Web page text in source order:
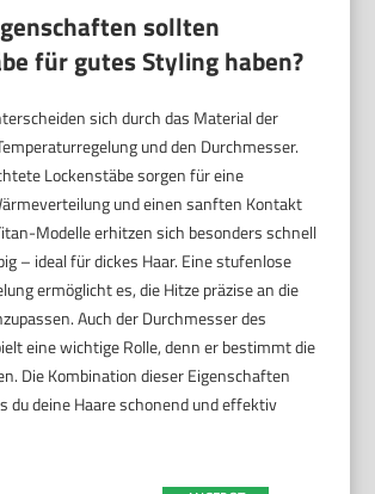
sollten
für gutes Styling haben?
sich durch das Material der
und den Durchmesser.
Lockenstäbe sorgen für eine
und einen sanften Kontakt
Modelle erhitzen sich besonders schnell
– ideal für dickes Haar. Eine stufenlose
ermöglicht es, die Hitze präzise an die
Auch der Durchmesser des
eine wichtige Rolle, denn er bestimmt die
Die Kombination dieser Eigenschaften
du deine Haare schonend und effektiv